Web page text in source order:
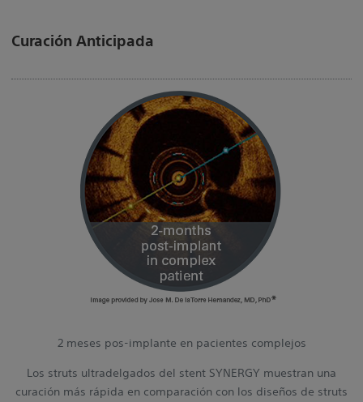
Curación Anticipada
2 meses pos-implante en pacientes complejos
Los struts ultradelgados del stent SYNERGY muestran una
curación más rápida en comparación con los diseños de struts